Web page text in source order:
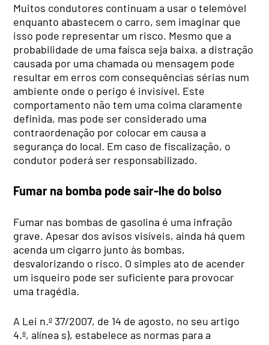
Muitos condutores continuam a usar o telemóvel
enquanto abastecem o carro, sem imaginar que
isso pode representar um risco. Mesmo que a
probabilidade de uma faísca seja baixa, a distração
causada por uma chamada ou mensagem pode
resultar em erros com consequências sérias num
ambiente onde o perigo é invisível. Este
comportamento não tem uma coima claramente
definida, mas pode ser considerado uma
contraordenação por colocar em causa a
segurança do local. Em caso de fiscalização, o
condutor poderá ser responsabilizado.
Fumar na bomba pode sair-lhe do bolso
Fumar nas bombas de gasolina é uma infração
grave. Apesar dos avisos visíveis, ainda há quem
acenda um cigarro junto às bombas,
desvalorizando o risco. O simples ato de acender
um isqueiro pode ser suficiente para provocar
uma tragédia.
A Lei n.º 37/2007, de 14 de agosto, no seu artigo
4.º, alínea s), estabelece as normas para a